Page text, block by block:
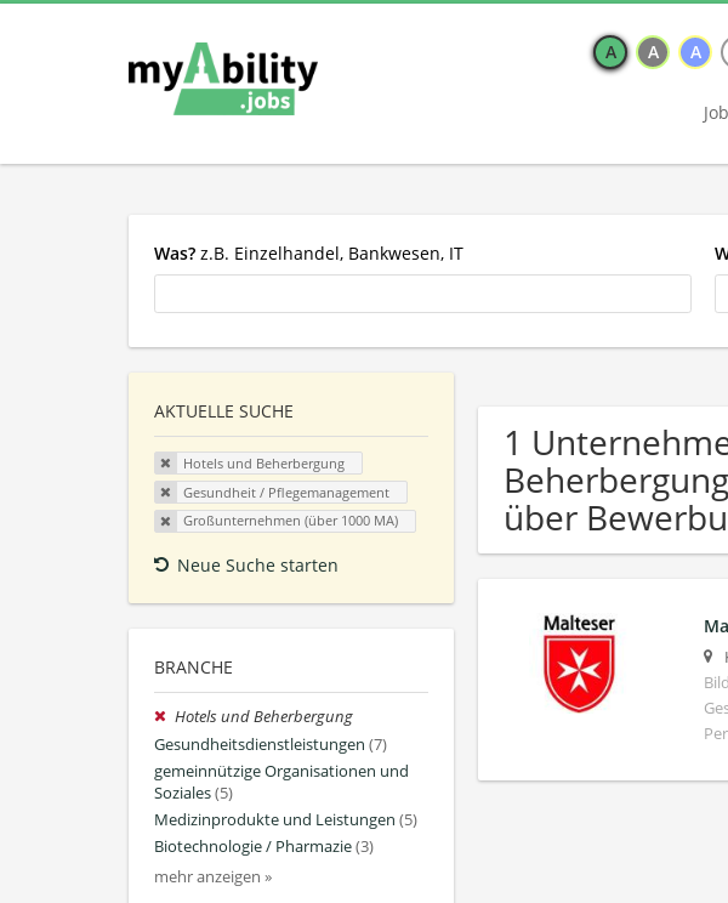
A A A
Was? z.B. Einzelhandel, Bankwesen, IT
AKTUELLE SUCHE
Hotels und Beherbergung
Gesundheit / Pflegemanagement
Großunternehmen (über 1000 MA)
Neue Suche starten
BRANCHE
Hotels und Beherbergung
Gesundheitsdienstleistungen (7)
gemeinnützige Organisationen und
Soziales(5)
Medizinprodukte und Leistungen (5)
Biotechnologie / Pharmazie(3)
mehr anzeigen »
1
über